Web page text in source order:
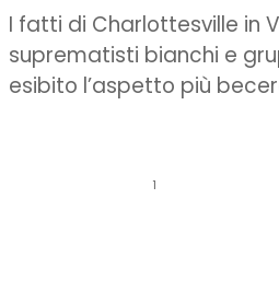
I fatti di Charlottesville in
suprematisti bianchi e
esibito l’aspetto più
1